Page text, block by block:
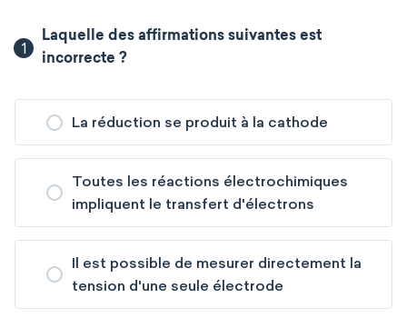
1
Laquelle des affirmations suivantes est
incorrecte ?
La réduction se produit à la cathode
Toutes les réactions électrochimiques
impliquent le transfert d'électrons
Il est possible de mesurer directement la
tension d'une seule électrode